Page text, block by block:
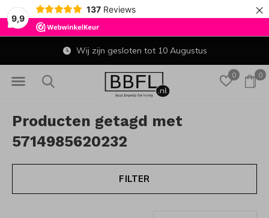
9,9
137 Reviews ×
0 0
Wij zijn gesloten tot 10 Augustus
Producten getagd met
5714985620232
FILTER